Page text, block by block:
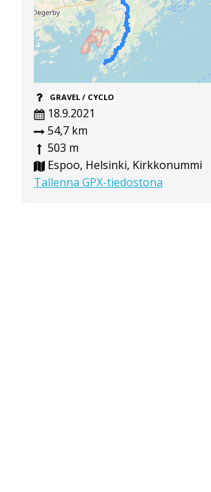
GRAVEL / CYCLO
18.9.2021
54,7 km
503 m
Espoo, Helsinki, Kirkkonummi
Tallenna GPX-tiedostona